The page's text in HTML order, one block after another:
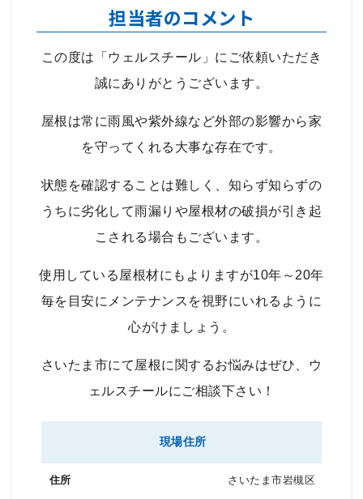
担当者のコメント
この度は「ウェルスチール」にご依頼いただき
誠にありがとうございます。
屋根は常に雨風や紫外線など外部の影響から家
を守ってくれる大事な存在です。
状態を確認することは難しく、知らず知らずの
うちに劣化して雨漏りや屋根材の破損が引き起
こされる場合もございます。
使用している屋根材にもよりますが10年～20年
毎を目安にメンテナンスを視野にいれるように
心がけましょう。
さいたま市にて屋根に関するお悩みはぜひ、ウ
ェルスチールにご相談下さい！
現場住所
さいたま市岩槻区